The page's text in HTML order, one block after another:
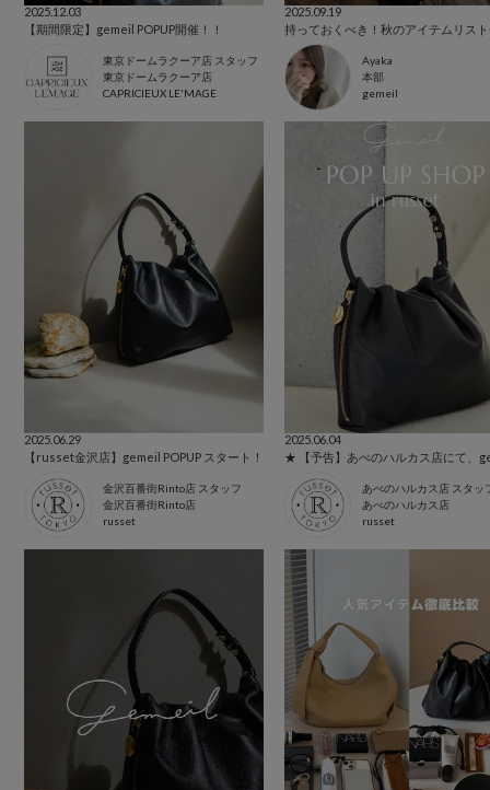
2025.12.03
【期間限定】gemeil POPUP開催！！
東京ドームラクーア店 スタッフ
東京ドームラクーア店
CAPRICIEUX LE'MAGE
2025.09.19
持っておくべき！秋のアイテムリス
Ayaka
本部
gemeil
2025.06.29
【russet金沢店】gemeil POPUP スタート！
金沢百番街Rinto店 スタッフ
金沢百番街Rinto店
russet
2025.06.04
あべのハルカス店 スタッ
あべのハルカス店
russet